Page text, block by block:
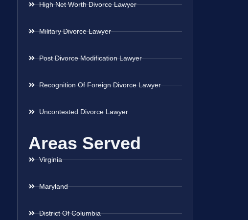
High Net Worth Divorce Lawyer
Military Divorce Lawyer
Post Divorce Modification Lawyer
Recognition Of Foreign Divorce Lawyer
Uncontested Divorce Lawyer
Areas Served
Virginia
Maryland
District Of Columbia